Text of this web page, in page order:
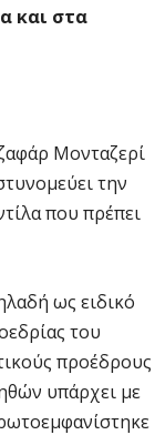
και στα
Μονταζερί
την
που πρέπει
ως ειδικό
του
προέδρους
υπάρχει με